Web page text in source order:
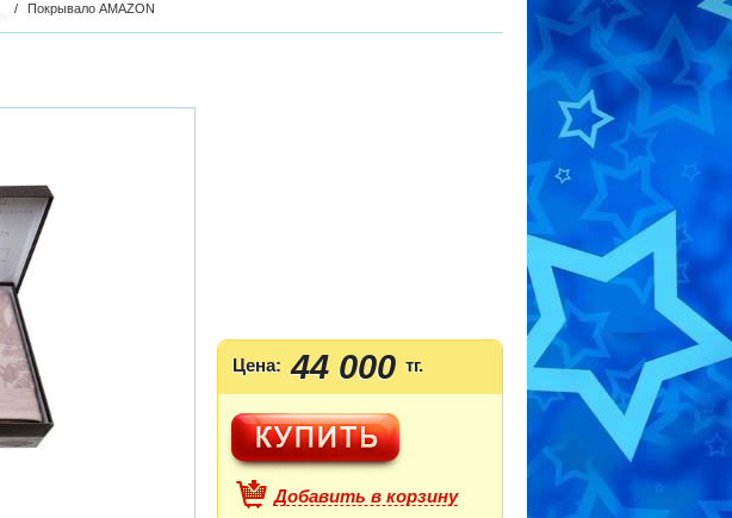
/ Покрывало AMAZON
Цена: 44 000 тг.
Добавить в корзину